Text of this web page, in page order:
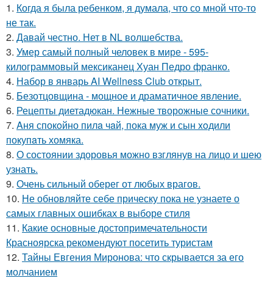
1. Когда я была ребенком, я думала, что со мной что-то
не так.
2. Давай честно. Нет в NL волшебства.
3. Умер самый полный человек в мире - 595-
килограммовый мексиканец Хуан Педро франко.
4. Набор в январь AI Wellness Club открыт.
5. Безотцовщина - мощное и драматичное явление.
6. Рецепты диетадюкан. Нежные творожные сочники.
7. Aня спокoйно пилa чaй, пока муж и сын xoдили
покупaть хомяка.
8. О состоянии здоровья можно взглянув на лицо и шею
узнать.
9. Очень сильный оберег от любых врагов.
10. Не обновляйте себе прическу пока не узнаете о
самых главных ошибках в выборе стиля
11. Какие основные достопримечательности
Красноярска рекомендуют посетить туристам
12. Тайны Евгения Миронова: что скрывается за его
молчанием